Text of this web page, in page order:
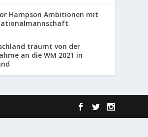
Hampson Ambitionen mit
träumt von der
an die WM 2021 in